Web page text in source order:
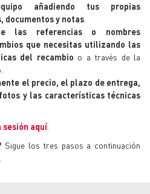
añadiendo tus propias
documentos y notas
las referencias o nombres
que necesitas utilizando las
del recambio o a través de la
el precio, el plazo de entrega,
y las características técnicas
sesión aquí
Sigue los tres pasos a continuación